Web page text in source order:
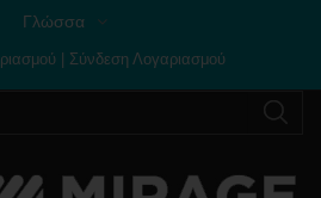
Γλώσσα
Σύνδεση Λογαριασμού